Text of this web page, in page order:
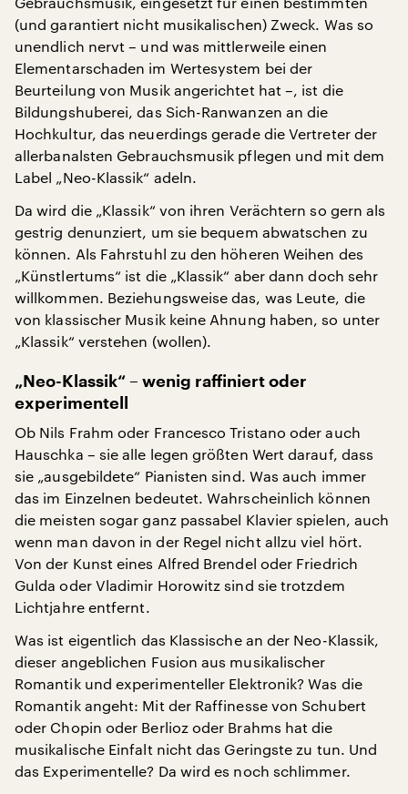
(und garantiert nicht musikalischen) Zweck. Was so
unendlich nervt – und was mittlerweile einen
Elementarschaden im Wertesystem bei der
Beurteilung von Musik angerichtet hat –, ist die
Bildungshuberei, das Sich-Ranwanzen an die
Hochkultur, das neuerdings gerade die Vertreter der
allerbanalsten Gebrauchsmusik pflegen und mit dem
Label „Neo-Klassik“ adeln.
Da wird die „Klassik“ von ihren Verächtern so gern als
gestrig denunziert, um sie bequem abwatschen zu
können. Als Fahrstuhl zu den höheren Weihen des
„Künstlertums“ ist die „Klassik“ aber dann doch sehr
willkommen. Beziehungsweise das, was Leute, die
von klassischer Musik keine Ahnung haben, so unter
„Klassik“ verstehen (wollen).
„Neo-Klassik“ – wenig raffiniert oder
experimentell
Ob Nils Frahm oder Francesco Tristano oder auch
Hauschka – sie alle legen größten Wert darauf, dass
sie „ausgebildete“ Pianisten sind. Was auch immer
das im Einzelnen bedeutet. Wahrscheinlich können
die meisten sogar ganz passabel Klavier spielen, auch
wenn man davon in der Regel nicht allzu viel hört.
Von der Kunst eines Alfred Brendel oder Friedrich
Gulda oder Vladimir Horowitz sind sie trotzdem
Lichtjahre entfernt.
Was ist eigentlich das Klassische an der Neo-Klassik,
dieser angeblichen Fusion aus musikalischer
Romantik und experimenteller Elektronik? Was die
Romantik angeht: Mit der Raffinesse von Schubert
oder Chopin oder Berlioz oder Brahms hat die
musikalische Einfalt nicht das Geringste zu tun. Und
das Experimentelle? Da wird es noch schlimmer.